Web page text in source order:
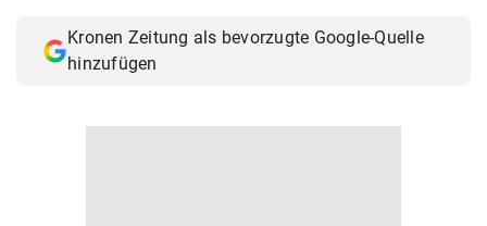
Kronen Zeitung als bevorzugte Google-Quelle
hinzufügen